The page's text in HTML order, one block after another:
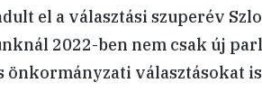
el a választási szuperév
2022-ben nem csak új
önkormányzati választásokat